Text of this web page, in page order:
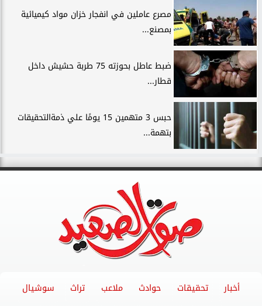
مصرع عاملين في انفجار خزان مواد كيميائية
بمصنع...
ضبط عاطل بحوزته 75 طربة حشيش داخل
قطار...
حبس 3 متهمين 15 يومًا علي ذمةالتحقيقات
بتهمة...
أخبار تحقيقات حوادث ملاعب تراث سوشيال